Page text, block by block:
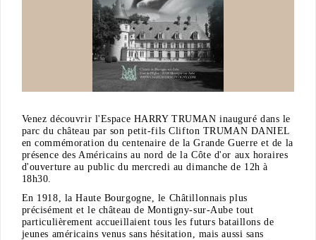
Venez découvrir l'Espace HARRY TRUMAN inauguré dans le
parc du château par son petit-fils Clifton TRUMAN DANIEL
en commémoration du centenaire de la Grande Guerre et de la
présence des Américains au nord de la Côte d'or aux horaires
d'ouverture au public du mercredi au dimanche de 12h à
18h30.
En 1918, la Haute Bourgogne, le Châtillonnais plus
précisément et le château de Montigny-sur-Aube tout
particulièrement accueillaient tous les futurs bataillons de
jeunes américains venus sans hésitation, mais aussi sans